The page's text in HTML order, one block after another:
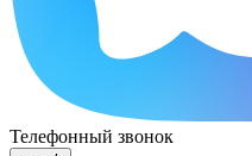
Телефонный звонок